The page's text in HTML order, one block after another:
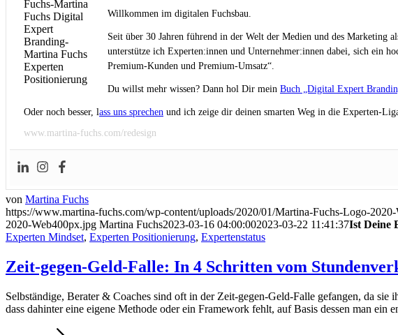
Willkommen im digitalen Fuchsbau.
Seit über 30 Jahren führend in der Welt der Medien und des
unterstütze ich Experten:innen und Unternehmer:innen dabei, sich ein
Premium-Kunden und Premium-Umsatz“.
Du willst mehr wissen? Dann hol Dir mein Buch „Digital Expert
Oder noch besser, lass uns sprechen und ich zeige dir deinen smarten Weg in die Experten-
www.martina-fuchs.com/redesign
von Martina Fuchs
https://www.martina-fuchs.com/wp-content/uploads/2020/01/Martina-Fuchs-Logo-
2020-Web400px.jpg Martina Fuchs2023-03-16 04:00:002023-03-22 11:41:37Ist Deine
Experten Mindset, Experten Positionierung, Expertenstatus
Zeit-gegen-Geld-Falle: In 4 Schritten vom
Selbständige, Berater & Coaches sind oft in der Zeit-gegen-Geld-Falle gefangen, da
dass dahinter eine eigene Methode oder ein Framework fehlt, auf Basis dessen man ein